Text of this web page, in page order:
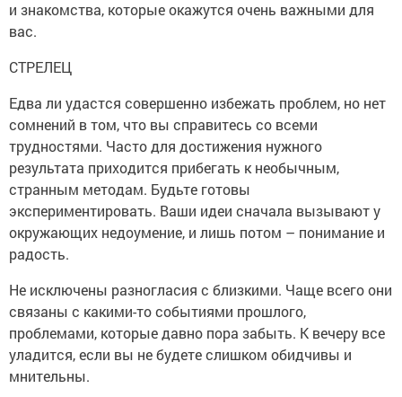
и знакомства, которые окажутся очень важными для
вас.
СТРЕЛЕЦ
Едва ли удастся совершенно избежать проблем, но нет
сомнений в том, что вы справитесь со всеми
трудностями. Часто для достижения нужного
результата приходится прибегать к необычным,
странным методам. Будьте готовы
экспериментировать. Ваши идеи сначала вызывают у
окружающих недоумение, и лишь потом – понимание и
радость.
Не исключены разногласия с близкими. Чаще всего они
связаны с какими-то событиями прошлого,
проблемами, которые давно пора забыть. К вечеру все
уладится, если вы не будете слишком обидчивы и
мнительны.